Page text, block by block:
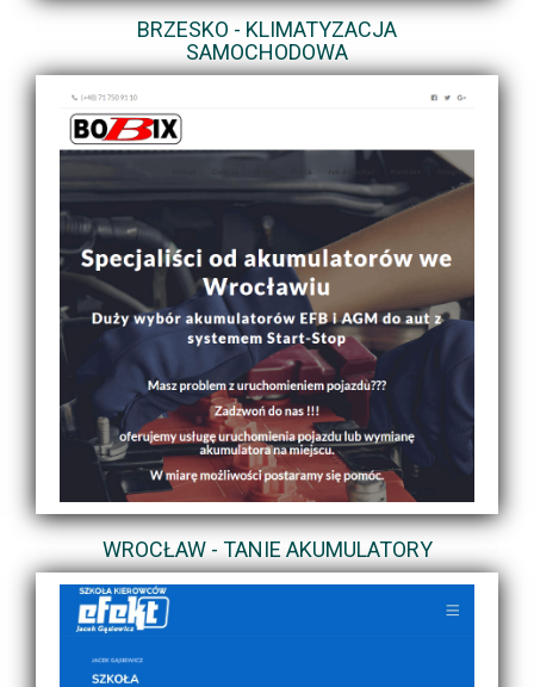
BRZESKO - KLIMATYZACJA
SAMOCHODOWA
WROCŁAW - TANIE AKUMULATORY